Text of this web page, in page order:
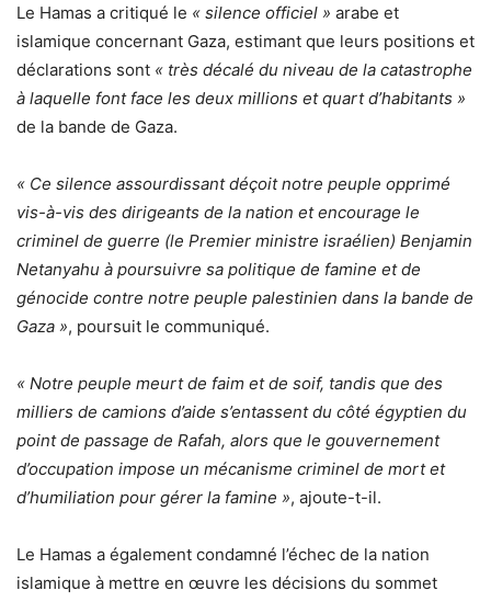
Le Hamas a critiqué le « silence officiel » arabe et
islamique concernant Gaza, estimant que leurs positions et
déclarations sont « très décalé du niveau de la catastrophe
à laquelle font face les deux millions et quart d’habitants »
de la bande de Gaza.
« Ce silence assourdissant déçoit notre peuple opprimé
vis-à-vis des dirigeants de la nation et encourage le
criminel de guerre (le Premier ministre israélien) Benjamin
Netanyahu à poursuivre sa politique de famine et de
génocide contre notre peuple palestinien dans la bande de
Gaza », poursuit le communiqué.
« Notre peuple meurt de faim et de soif, tandis que des
milliers de camions d’aide s’entassent du côté égyptien du
point de passage de Rafah, alors que le gouvernement
d’occupation impose un mécanisme criminel de mort et
d’humiliation pour gérer la famine », ajoute-t-il.
Le Hamas a également condamné l’échec de la nation
islamique à mettre en œuvre les décisions du sommet